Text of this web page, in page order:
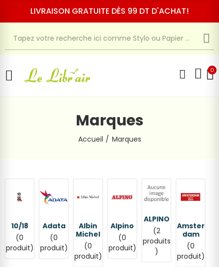
LIVRAISON GRATUITE DÈS 99 DT D'ACHAT!
0
Marques
Accueil Marques
10/18
(0
produit)
Adata
(0
produit)
Albin
Michel
(0
produit)
Alpino
(0
produit)
ALPINO
(2
produits
)
Amster
dam
(0
produit)